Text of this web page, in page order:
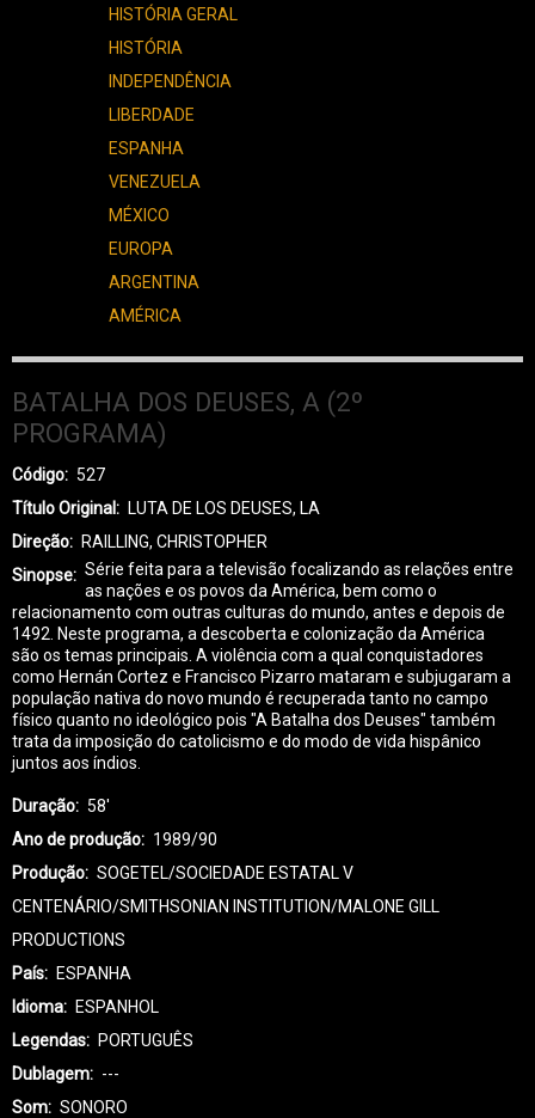
HISTÓRIA GERAL
HISTÓRIA
INDEPENDÊNCIA
LIBERDADE
ESPANHA
VENEZUELA
MÉXICO
EUROPA
ARGENTINA
AMÉRICA
BATALHA DOS DEUSES, A (2º
PROGRAMA)
Código
527
Título Original
LUTA DE LOS DEUSES, LA
Direção
RAILLING, CHRISTOPHER
Sinopse
Série feita para a televisão focalizando as relações entre
as nações e os povos da América, bem como o
relacionamento com outras culturas do mundo, antes e depois de
1492. Neste programa, a descoberta e colonização da América
são os temas principais. A violência com a qual conquistadores
como Hernán Cortez e Francisco Pizarro mataram e subjugaram a
população nativa do novo mundo é recuperada tanto no campo
físico quanto no ideológico pois "A Batalha dos Deuses" também
trata da imposição do catolicismo e do modo de vida hispânico
juntos aos índios.
Duração
58'
Ano de produção
1989/90
Produção
SOGETEL/SOCIEDADE ESTATAL V
CENTENÁRIO/SMITHSONIAN INSTITUTION/MALONE GILL
PRODUCTIONS
País
ESPANHA
Idioma
ESPANHOL
Legendas
PORTUGUÊS
Dublagem
---
Som
SONORO